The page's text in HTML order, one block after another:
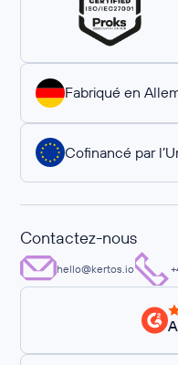
Fabriqué en
Cofinancé par
Contactez-nous
hello@kertos.io